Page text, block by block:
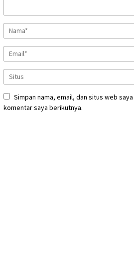
Simpan nama, email, dan situs web
komentar saya berikutnya.